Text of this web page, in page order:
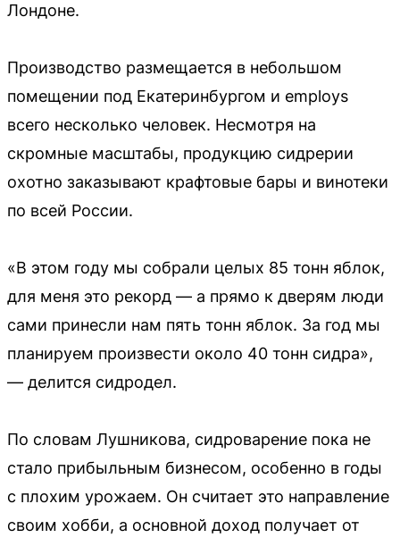
Лондоне.
Производство размещается в небольшом
помещении под Екатеринбургом и employs
всего несколько человек. Несмотря на
скромные масштабы, продукцию сидрерии
охотно заказывают крафтовые бары и винотеки
по всей России.
«В этом году мы собрали целых 85 тонн яблок,
для меня это рекорд — а прямо к дверям люди
сами принесли нам пять тонн яблок. За год мы
планируем произвести около 40 тонн сидра»,
— делится сидродел.
По словам Лушникова, сидроварение пока не
стало прибыльным бизнесом, особенно в годы
с плохим урожаем. Он считает это направление
своим хобби, а основной доход получает от